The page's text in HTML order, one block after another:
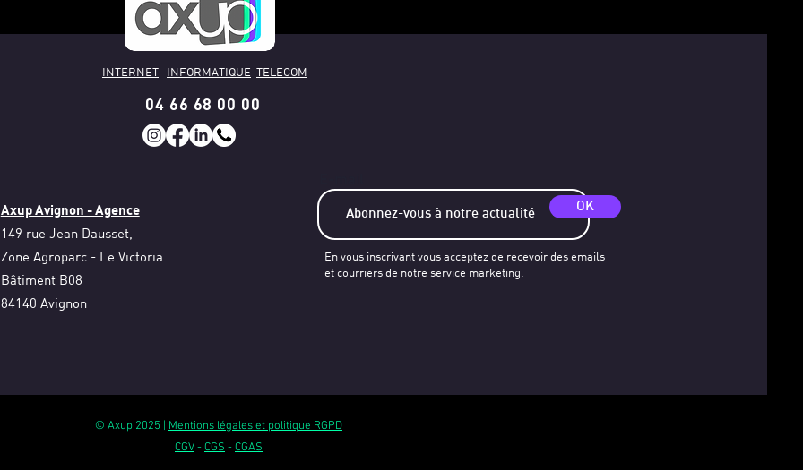
Axup Avignon - Agence
149 rue Jean Dausset,
Zone Agroparc - Le Victoria
Bâtiment B08
84140 Avignon
OK
En vous inscrivant vous acceptez de recevoir des emails
et courriers de notre service marketing.
04 66 68 00 00
© Axup 2025 | Mentions légales et politique RGPD
CGV-CGS -CGAS
INTERNET INFORMATIQUE TELECOM